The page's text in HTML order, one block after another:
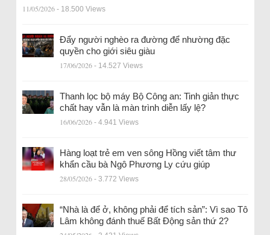
11/05/2026 - 18.500 Views
Đẩy người nghèo ra đường để nhường đặc
quyền cho giới siêu giàu
17/06/2026 - 14.527 Views
Thanh lọc bộ máy Bộ Công an: Tinh giản thực
chất hay vẫn là màn trình diễn lấy lệ?
16/06/2026 - 4.941 Views
Hàng loạt trẻ em ven sông Hồng viết tâm thư
khẩn cầu bà Ngô Phương Ly cứu giúp
28/05/2026 - 3.772 Views
“Nhà là để ở, không phải để tích sản”: Vì sao Tô
Lâm không đánh thuế Bất Động sản thứ 2?